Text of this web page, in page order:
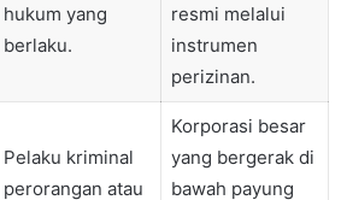
hukum yang
berlaku.
resmi melalui
instrumen
perizinan.
Pelaku kriminal
perorangan atau
Korporasi besar
yang bergerak di
bawah payung